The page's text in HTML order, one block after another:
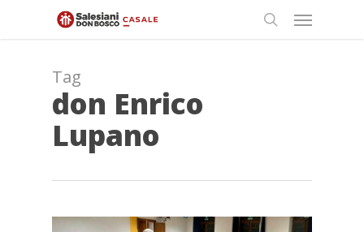
Menu
Tag
don Enrico
Lupano